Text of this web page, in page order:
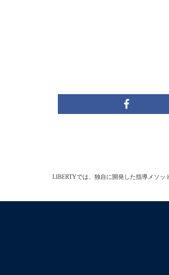
LIBERTYでは、独自に開発した指導メソ